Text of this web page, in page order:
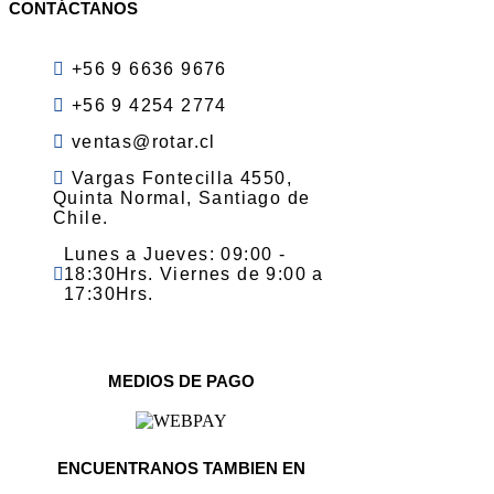
CONTÁCTANOS
+56 9 6636 9676
+56 9 4254 2774
ventas@rotar.cl
Vargas Fontecilla 4550,
Quinta Normal, Santiago de
Chile.
Lunes a Jueves: 09:00 -
18:30Hrs. Viernes de 9:00 a
17:30Hrs.
MEDIOS DE PAGO
ENCUENTRANOS TAMBIEN EN